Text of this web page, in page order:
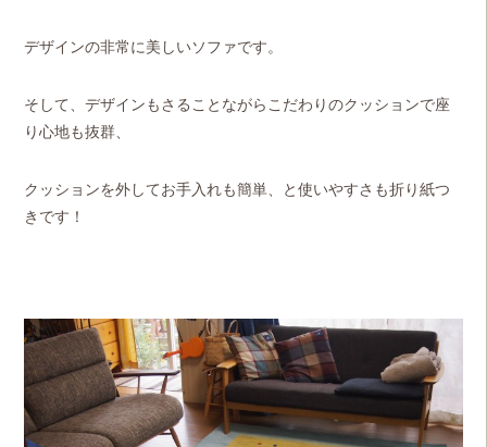
デザインの非常に美しいソファです。
そして、デザインもさることながらこだわりのクッションで座
り心地も抜群、
クッションを外してお手入れも簡単、と使いやすさも折り紙つ
きです！